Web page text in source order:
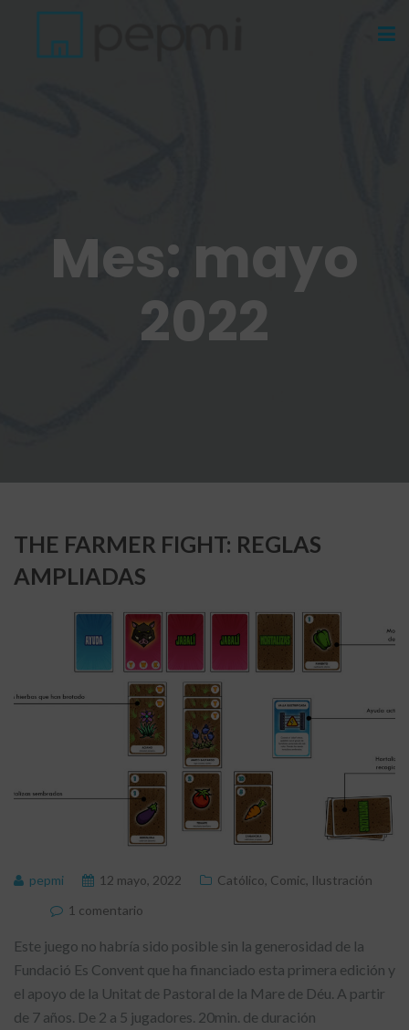
Mes: mayo
2022
THE FARMER FIGHT: REGLAS
AMPLIADAS
pepmi 12 mayo, 2022 Católico Comic Ilustración
1 comentario
Este juego no habría sido posible sin la generosidad de la
Fundació Es Convent que ha financiado esta primera edición y
el apoyo de la Unitat de Pastoral de la Mare de Déu. A partir
de 7 años. De 2 a 5 jugadores. 20min. de duración